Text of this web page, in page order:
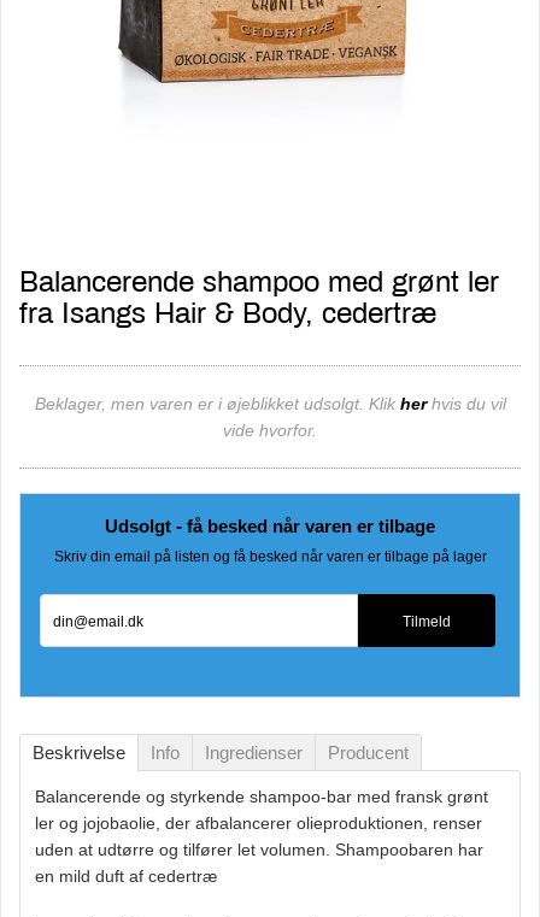
Balancerende shampoo med grønt ler
fra Isangs Hair & Body, cedertræ
Beklager, men varen er i øjeblikket udsolgt. Klik herhvis du vil
vide hvorfor.
Udsolgt - få besked når varen er tilbage
Skriv din email på listen og få besked når varen er tilbage på lager
Tilmeld
Beskrivelse Info Ingredienser Producent
Balancerende og styrkende shampoo-bar med fransk grønt
ler og jojobaolie, der afbalancerer olieproduktionen, renser
uden at udtørre og tilfører let volumen. Shampoobaren har
en mild duft af cedertræ